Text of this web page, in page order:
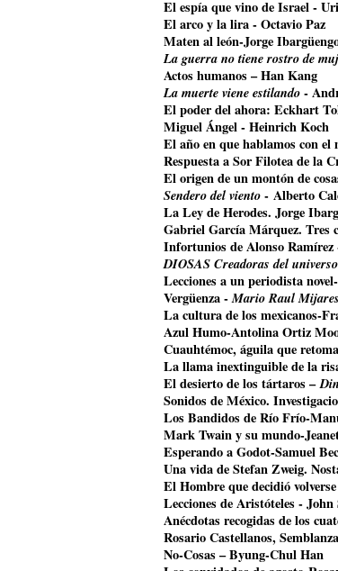
El espía que vino de Israel -
El arco y la lira - Octavio Paz
Maten al león-Jorge
La guerra no tiene rostro de
Actos humanos – Han Kang
La muerte viene estilando-
El poder del ahora: Eckhart
Miguel Ángel - Heinrich Koch
El año en que hablamos con
Respuesta a Sor Filotea de la
El origen de un montón de
Sendero del viento- Alberto
La Ley de Herodes. Jorge
Gabriel García Márquez. Tres
Infortunios de Alonso Ramírez
DIOSAS Creadoras del universo
Lecciones a un periodista
Vergüenza -Mario Raul
La cultura de los mexicanos-
Azul Humo-Antolina Ortiz
Cuauhtémoc, águila que
La llama inextinguible de la
El desierto de los tártaros –
Sonidos de México.
Los Bandidos de Río Frío-
Mark Twain y su mundo-
Esperando a Godot-Samuel
Una vida de Stefan Zweig.
El Hombre que decidió
Lecciones de Aristóteles - John
Anécdotas recogidas de los
Rosario Castellanos,
No-Cosas – Byung-Chul Han